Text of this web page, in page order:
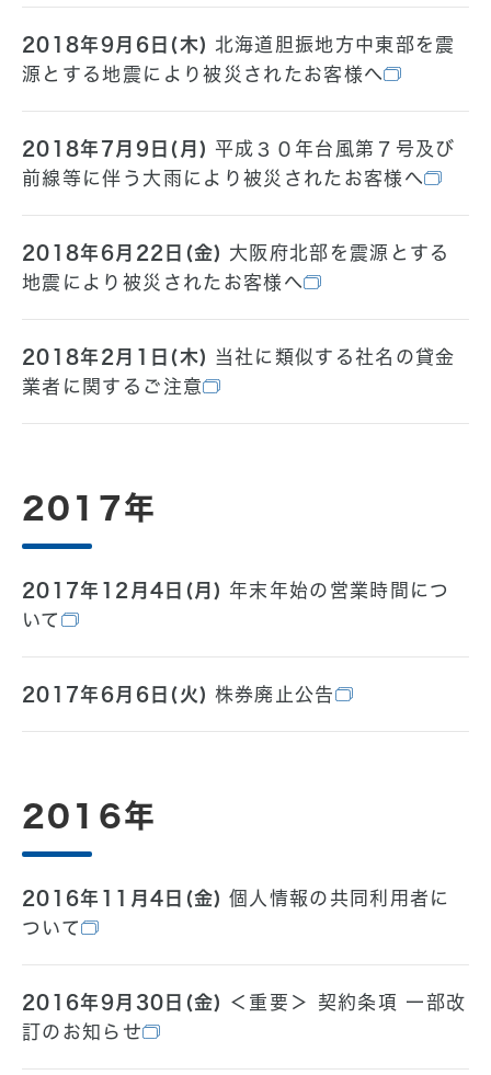
2018年9月6日(木) 北海道胆振地方中東部を震
源とする地震により被災されたお客様へ
2018年7月9日(月) 平成３０年台風第７号及び
前線等に伴う大雨により被災されたお客様へ
2018年6月22日(金) 大阪府北部を震源とする
地震により被災されたお客様へ
2018年2月1日(木) 当社に類似する社名の貸金
業者に関するご注意
2017年
2017年12月4日(月) 年末年始の営業時間につ
いて
2017年6月6日(火) 株券廃止公告
2016年
2016年11月4日(金) 個人情報の共同利用者に
ついて
2016年9月30日(金)
＜重要＞ 契約条項 一部改
訂のお知らせ